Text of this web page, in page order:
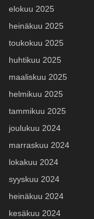
elokuu 2025
heinäkuu 2025
toukokuu 2025
huhtikuu 2025
maaliskuu 2025
helmikuu 2025
tammikuu 2025
joulukuu 2024
marraskuu 2024
lokakuu 2024
syyskuu 2024
heinäkuu 2024
kesäkuu 2024